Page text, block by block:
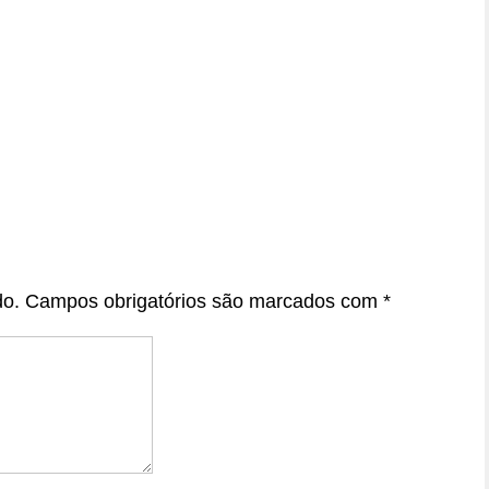
Campos obrigatórios são marcados com *